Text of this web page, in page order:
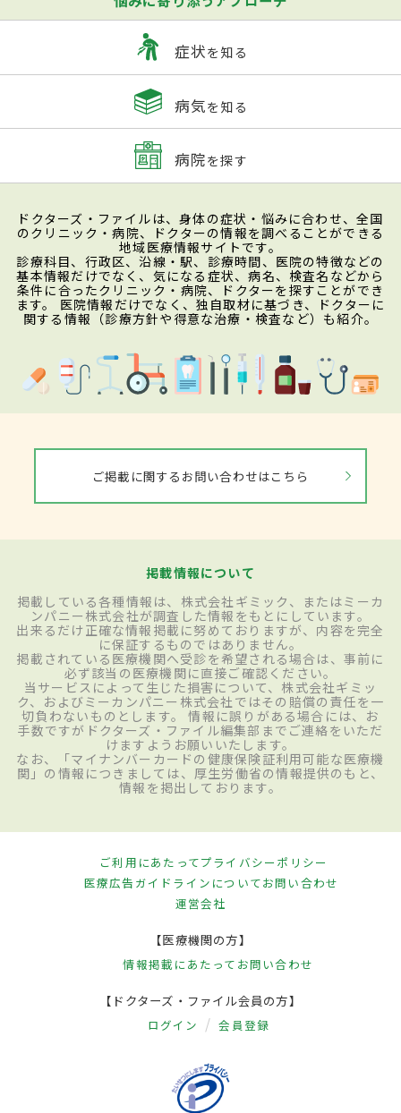
症状を知る
病気を知る
病院を探す
ドクターズ・ファイルは、身体の症状・悩みに合わせ、全国
のクリニック・病院、ドクターの情報を調べることができる
地域医療情報サイトです。
診療科目、行政区、沿線・駅、診療時間、医院の特徴などの
基本情報だけでなく、気になる症状、病名、検査名などから
条件に合ったクリニック・病院、ドクターを探すことができ
ます。 医院情報だけでなく、独自取材に基づき、ドクターに
関する情報（診療方針や得意な治療・検査など）も紹介。
ご掲載に関するお問い合わせはこちら
掲載情報について
掲載している各種情報は、株式会社ギミック、またはミーカ
ンパニー株式会社が調査した情報をもとにしています。
出来るだけ正確な情報掲載に努めておりますが、内容を完全
に保証するものではありません。
掲載されている医療機関へ受診を希望される場合は、事前に
必ず該当の医療機関に直接ご確認ください。
当サービスによって生じた損害について、株式会社ギミッ
ク、およびミーカンパニー株式会社ではその賠償の責任を一
切負わないものとします。 情報に誤りがある場合には、お
手数ですがドクターズ・ファイル編集部までご連絡をいただ
けますようお願いいたします。
なお、「マイナンバーカードの健康保険証利用可能な医療機
関」の情報につきましては、厚生労働省の情報提供のもと、
情報を掲出しております。
ご利用にあたってプライバシーポリシー
医療広告ガイドラインについてお問い合わせ
運営会社
【医療機関の方】
情報掲載にあたって お問い合わせ
【ドクターズ・ファイル会員の方】
ログイン 会員登録